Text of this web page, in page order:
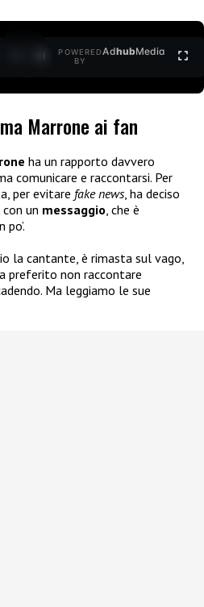
POWERED
BY
AdhubMedia
Marrone ai fan
ha un rapporto davvero
comunicare e raccontarsi. Per
per evitare fake news, ha deciso
un messaggio, che è
la cantante, è rimasta sul vago,
preferito non raccontare
Ma leggiamo le sue